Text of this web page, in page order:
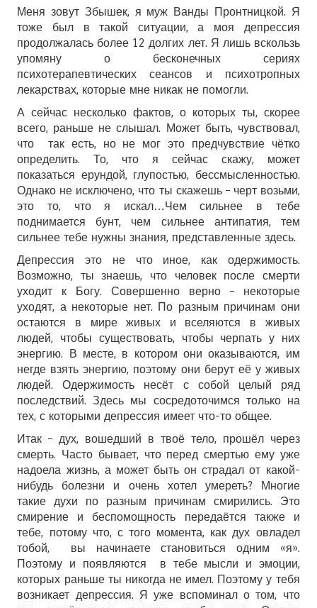
Меня зовут Збышек, я муж Ванды Пронтницкой. Я
тоже был в такой ситуации, а моя депрессия
продолжалась более 12 долгих лет. Я лишь вскользь
упомяну о бесконечных сериях
психотерапевтических сеансов и психотропных
лекарствах, которые мне никак не помогли.
А сейчас несколько фактов, о которых ты, скорее
всего, раньше не слышал. Может быть, чувствовал,
что так есть, но не мог это предчувствие чётко
определить. То, что я сейчас скажу, может
показаться ерундой, глупостью, бессмысленностью.
Однако не исключено, что ты скажешь – черт возьми,
это то, что я искал…Чем сильнее в тебе
поднимается бунт, чем сильнее антипатия, тем
сильнее тебе нужны знания, представленные здесь.
Депрессия это не что иное, как одержимость.
Возможно, ты знаешь, что человек после смерти
уходит к Богу. Совершенно верно – некоторые
уходят, а некоторые нет. По разным причинам они
остаются в мире живых и вселяются в живых
людей, чтобы существовать, чтобы черпать у них
энергию. В месте, в котором они оказываются, им
негде взять энергию, поэтому они берут её у живых
людей. Одержимость несёт с собой целый ряд
последствий. Здесь мы сосредоточимся только на
тех, с которыми депрессия имеет что-то общее.
Итак – дух, вошедший в твоё тело, прошёл через
смерть. Часто бывает, что перед смертью ему уже
надоела жизнь, а может быть он страдал от какой-
нибудь болезни и очень хотел умереть? Многие
такие духи по разным причинам смирились. Это
смирение и беспомощность передаётся также и
тебе, потому что, с того момента, как дух овладел
тобой, вы начинаете становиться одним «я».
Поэтому и появляются в тебе мысли и эмоции,
которых раньше ты никогда не имел. Поэтому у тебя
возникает депрессия. Я уже вспоминал о том, что